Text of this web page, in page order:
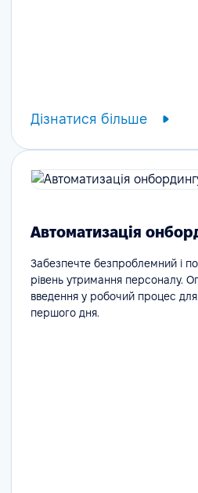
Дізнатися більше
Автоматизація
Забезпечте безпроблемний і
рівень утримання персоналу.
введення у робочий процес для
першого дня.